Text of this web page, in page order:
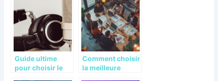
valeur a une
collection de
timbres.
web
Guide ultime
pour choisir le
Comment choisir
la meilleure